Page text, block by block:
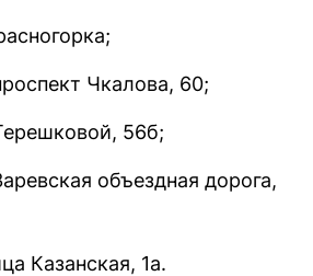
Чкалова, 60;
56б;
объездная дорога,
Казанская, 1а.